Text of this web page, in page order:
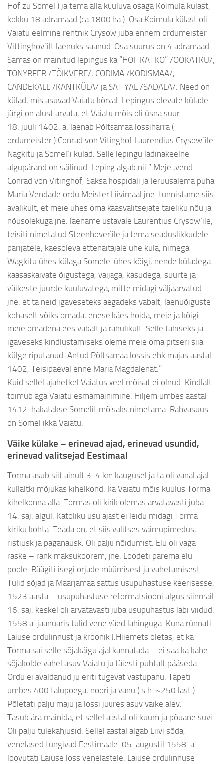
Hof zu Somel ) ja tema alla kuuluva osaga Koimula külast,
kokku 18 adramaad (ca 1800 ha ). Osa Koimula külast oli
Vaiatu eelmine rentnik Crysow juba ennem ordumeister
Vittinghov´ilt laenuks saanud. Osa suurus on 4 adramaad.
Samas on mainitud lepingus ka “HOF KATKO” /OOKATKU/,
TONYRFER /TÕIKVERE/, CODIMA /KODISMAA/,
CANDEKALL /KANTKÜLA/ ja SAT YAL /SADALA/. Need on
külad, mis asuvad Vaiatu kõrval. Lepingus olevate külade
järgi on alust arvata, et Vaiatu mõis oli üsna suur.
18. juuli 1402. a. laenab Põltsamaa lossihärra (
ordumeister ) Conrad von Vitinghof Laurendius Crysow´ile
Nagkitu ja Somel´i külad. Selle lepingu ladinakeelne
algupärand on säilinud. Leping algab nii:” Meje ,vend
Conrad von Vitinghof, Saksa hospidali ja Jeruusalema püha
Maria Vendade ordu Meister Liivimaal jne. tunnistame siis
avalikult, et meie ühes oma kaasvalitsejate täieliku nõu ja
nõusolekuga jne. laename ustavale Laurentius Crysow`ile,
teisiti nimetatud Steenhover`ile ja tema seaduslikkudele
pärijatele, käesoleva ettenäitajale ühe küla, nimega
Wagkitu ühes külaga Somele, ühes kõigi, nende küladega
kaasaskäivate õigustega, vaijaga, kasudega, suurte ja
väikeste juurde kuuluvatega, mitte midagi väljaarvatud
jne. et ta neid igaveseteks aegadeks vabalt, laenuõiguste
kohaselt võiks omada, enese käes hoida, meie ja kõigi
meie omadena ees vabalt ja rahulikult. Selle tähiseks ja
igaveseks kindlustamiseks oleme meie oma pitseri siia
külge riputanud. Antud Põltsamaa lossis ehk majas aastal
1402, Teisipäeval enne Maria Magdalenat.”
Kuid sellel ajahetkel Vaiatus veel mõisat ei olnud. Kindlalt
toimub aga Vaiatu esmamainimine. Hiljem umbes aastal
1412. hakatakse Somelit mõisaks nimetama. Rahvasuus
on Somel ikka Vaiatu.
Väike külake – erinevad ajad, erinevad usundid,
erinevad valitsejad Eestimaal
Torma asub siit ainult 3-4 km kaugusel ja ta oli vanal ajal
küllaltki mõjukas kihelkond. Ka Vaiatu mõis kuulus Torma
kihelkonna alla. Tormas oli kirik olemas arvatavasti juba
14. saj. algul. Katoliku usu ajast ei leidu midagi Torma
kiriku kohta. Teada on, et siis valitses vaimupimedus,
ristiusk ja paganausk. Oli palju nõidumist. Elu oli väga
raske – ränk maksukoorem, jne. Loodeti parema elu
poole. Räägiti isegi orjade müümisest ja vahetamisest.
Tulid sõjad ja Maarjamaa sattus usupuhastuse keerisesse.
1523.aasta – usupuhastuse reformatsiooni algus siinmail.
16. saj. keskel oli arvatavasti juba usupuhastus läbi viidud.
1558.a. jaanuaris tulid vene väed lahinguga. Kuna rünnati
Laiuse ordulinnust ja kroonik J.Hiiemets oletas, et ka
Torma sai selle sõjakäigu ajal kannatada – ei saa ka kahe
sõjakolde vahel asuv Vaiatu ju täiesti puhtalt pääseda.
Ordu ei avaldanud ju eriti tugevat vastupanu. Tapeti
umbes 400 talupoega, noori ja vanu ( s.h. ~250 last ).
Põletati palju maju ja lossi juures asuv väike alev.
Tasub ära mainida, et sellel aastal oli kuum ja põuane suvi.
Oli palju tulekahjusid. Sellel aastal algab Liivi sõda,
venelased tungivad Eestimaale. 05. augustil 1558. a.
loovutati Laiuse loss venelastele. Laiuse ordulinnuse